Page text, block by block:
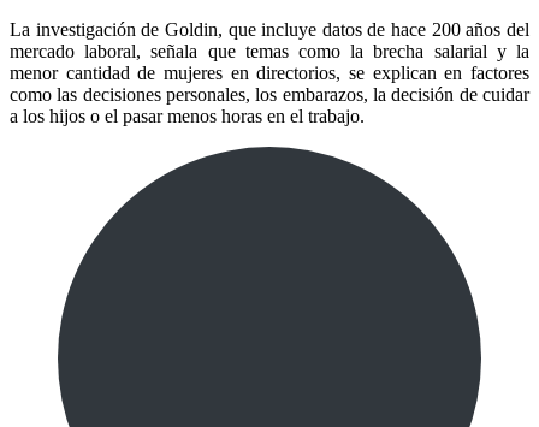
La investigación de Goldin, que incluye datos de hace 200 años del
mercado laboral, señala que temas como la brecha salarial y la
menor cantidad de mujeres en directorios, se explican en factores
como las decisiones personales, los embarazos, la decisión de cuidar
a los hijos o el pasar menos horas en el trabajo.